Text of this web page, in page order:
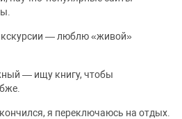
— люблю «живой»
— ищу книгу, чтобы
я переключаюсь на отдых.